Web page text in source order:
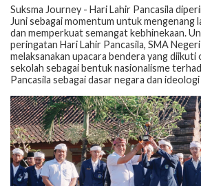
Suksma Journey - Hari Lahir Pancasila
Juni sebagai momentum untuk mengenang
dan memperkuat semangat kebhinekaan.
peringatan Hari Lahir Pancasila, SMA
melaksanakan upacara bendera yang
sekolah sebagai bentuk nasionalisme
Pancasila sebagai dasar negara dan